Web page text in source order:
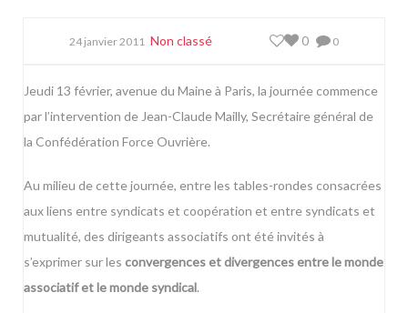
24 janvier 2011 Non classé 0
0
Jeudi 13 février, avenue du Maine à Paris, la journée commence
par l’intervention de Jean-Claude Mailly, Secrétaire général de
la Confédération Force Ouvrière.
Au milieu de cette journée, entre les tables-rondes consacrées
aux liens entre syndicats et coopération et entre syndicats et
mutualité, des dirigeants associatifs ont été invités à
s’exprimer sur les convergences et divergences entre le monde
associatif et le monde syndical.